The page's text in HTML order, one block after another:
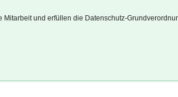
und erfüllen die Datenschutz-